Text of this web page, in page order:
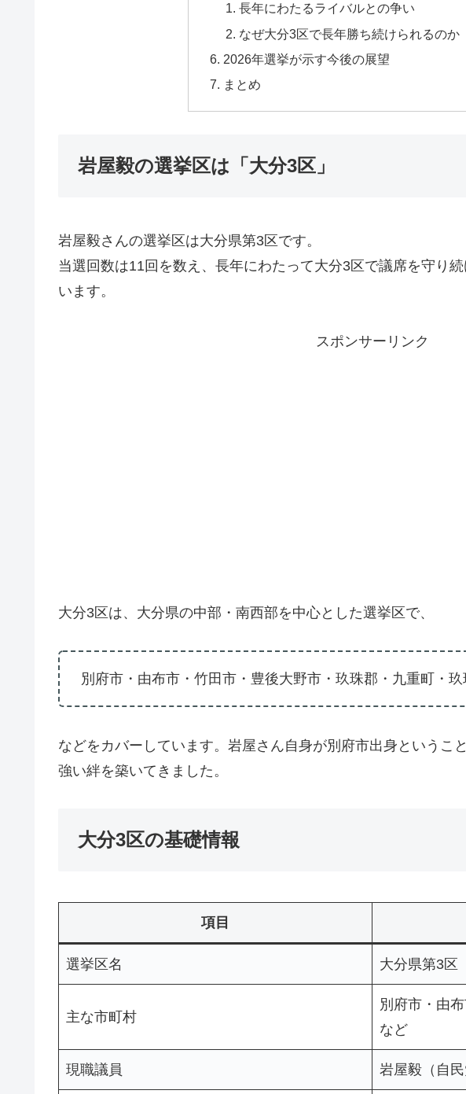
長年にわたるライバルとの争い
なぜ大分3区で長年勝ち続けられるのか
2026年選挙が示す今後の展望
まとめ
岩屋毅の選挙区は「大分3区」
岩屋毅さんの選挙区は大分県第3区です。
当選回数は11回を数え、長年にわたって大分3区で議席を守り
います。
スポンサーリンク
大分3区は、大分県の中部・南西部を中心とした選挙区で、
別府市・由布市・竹田市・豊後大野市・玖珠郡・九重町・玖
などをカバーしています。岩屋さん自身が別府市出身というこ
強い絆を築いてきました。
大分3区の基礎情報
項目
選挙区名 大分県第3区
主な市町村
別府市・由
など
現職議員 岩屋毅（自民